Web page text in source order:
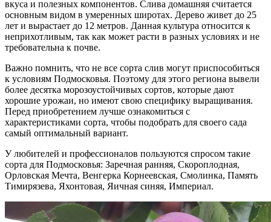
вкуса и полезных компонентов. Слива домашняя считается
основным видом в умеренных широтах. Дерево живет до 25
лет и вырастает до 12 метров. Данная культура относится к
неприхотливым, так как может расти в разных условиях и не
требовательна к почве.
Важно помнить, что не все сорта слив могут приспособиться
к условиям Подмосковья. Поэтому для этого региона вывели
более десятка морозоустойчивых сортов, которые дают
хорошие урожаи, но имеют свою специфику выращивания.
Перед приобретением лучше ознакомиться с
характеристиками сорта, чтобы подобрать для своего сада
самый оптимальный вариант.
У любителей и профессионалов пользуются спросом такие
сорта для Подмосковья: Заречная ранняя, Скороплодная,
Орловская Мечта, Венгерка Корнеевская, Смолинка, Память
Тимирязева, Яхонтовая, Яичная синяя, Империал.